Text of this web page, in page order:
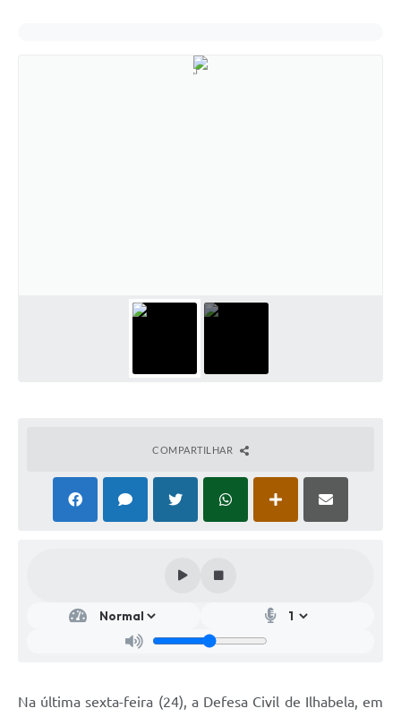
COMPARTILHAR
Na última sexta-feira (24), a Defesa Civil de Ilhabela, em